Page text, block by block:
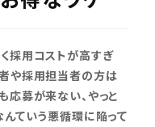
採用コストが高すぎ
や採用担当者の方は
応募が来ない、やっと
んていう悪循環に陥って